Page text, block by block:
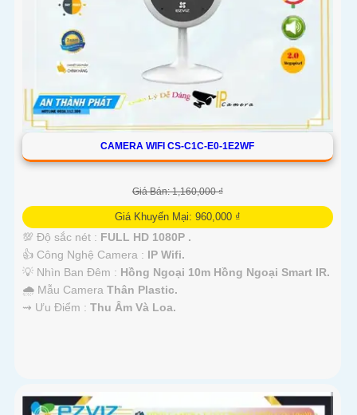
CAMERA WIFI CS-C1C-E0-1E2WF
Giá Bán: 1,160,000 ₫
Giá Khuyến Mại: 960,000 ₫
💯 Độ sắc nét : FULL HD 1080P .
👍 Công Nghệ Camera : IP Wifi.
💡 Nhìn Ban Đêm : Hồng Ngoại 10m Hồng Ngoại Smart IR.
🌧️ Mẫu Camera Thân Plastic.
️⇝ Ưu Điểm : Thu Âm Và Loa.